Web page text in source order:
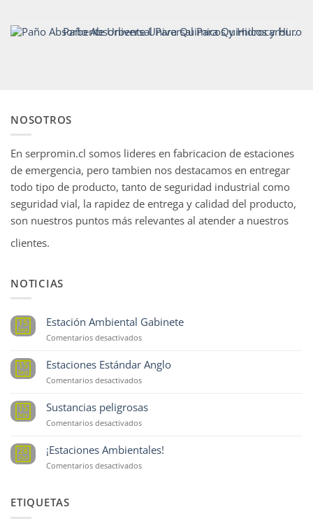
Paño Absorbente Universal Para Quimicos y Hidrocarburos - Codigo911
NOSOTROS
En serpromin.cl somos lideres en fabricacion de estaciones
de emergencia, pero tambien nos destacamos en entregar
todo tipo de producto, tanto de seguridad industrial como
seguridad vial, la rapidez de entrega y calidad del producto,
son nuestros puntos más relevantes al atender a nuestros
clientes.
NOTICIAS
15
Sep
Estación Ambiental Gabinete
Comentarios desactivadosen
Ambiental
Gabinete
15
Sep
Estaciones Estándar Anglo
Comentarios desactivadosen
Anglo
15
Sep
Sustancias peligrosas
Comentarios desactivadosen
peligrosas
28
Oct
¡Estaciones Ambientales!
Comentarios desactivadosen
ETIQUETAS